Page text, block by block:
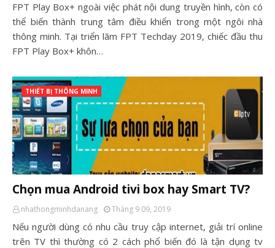
FPT Play Box+ ngoài việc phát nội dung truyền hình, còn có
thể biến thành trung tâm điều khiển trong một ngôi nhà
thông minh. Tại triển lãm FPT Techday 2019, chiếc đầu thu
FPT Play Box+ khôn…
THIẾT BỊ THÔNG MINH
Chọn mua Android tivi box hay Smart TV?
nhathongminhdanang Tháng 9 09, 2019
Nếu người dùng có nhu cầu truy cập internet, giải trí online
trên TV thì thường có 2 cách phổ biến đó là tận dụng tv